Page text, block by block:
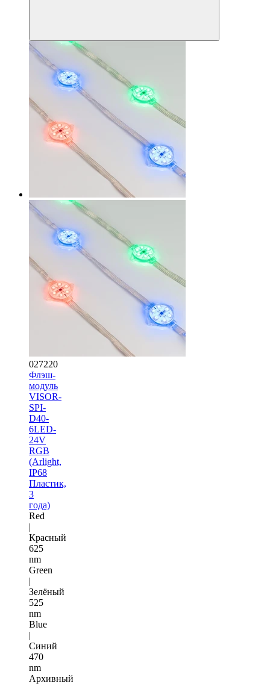
027220
Флэш-
модуль
VISOR-
SPI-
D40-
6LED-
24V
RGB
(Arlight,
IP68
Пластик,
3
года)
Red
|
Красный
625
nm
Green
|
Зелёный
525
nm
Blue
|
Синий
470
nm
Архивный